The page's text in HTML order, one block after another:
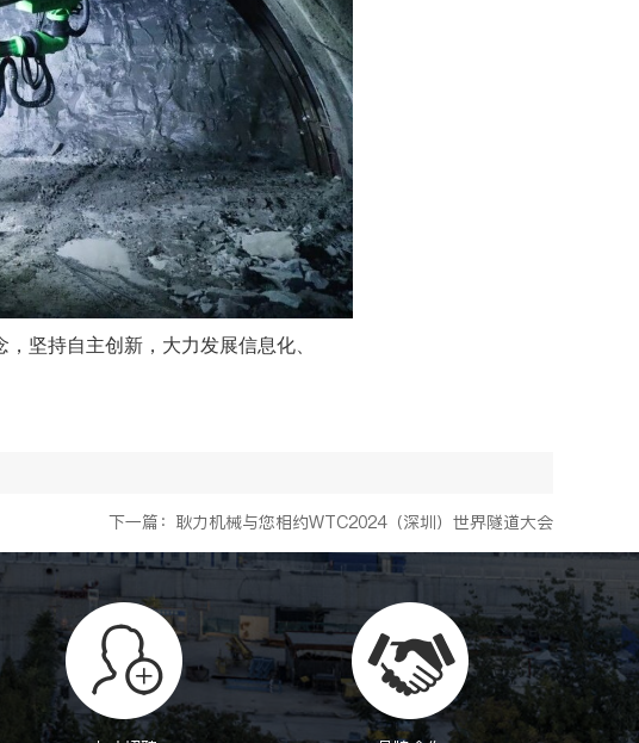
坚持自主创新，大力发展信息化、
下一篇：耿力机械与您相约WTC2024（深圳）世界隧道大会